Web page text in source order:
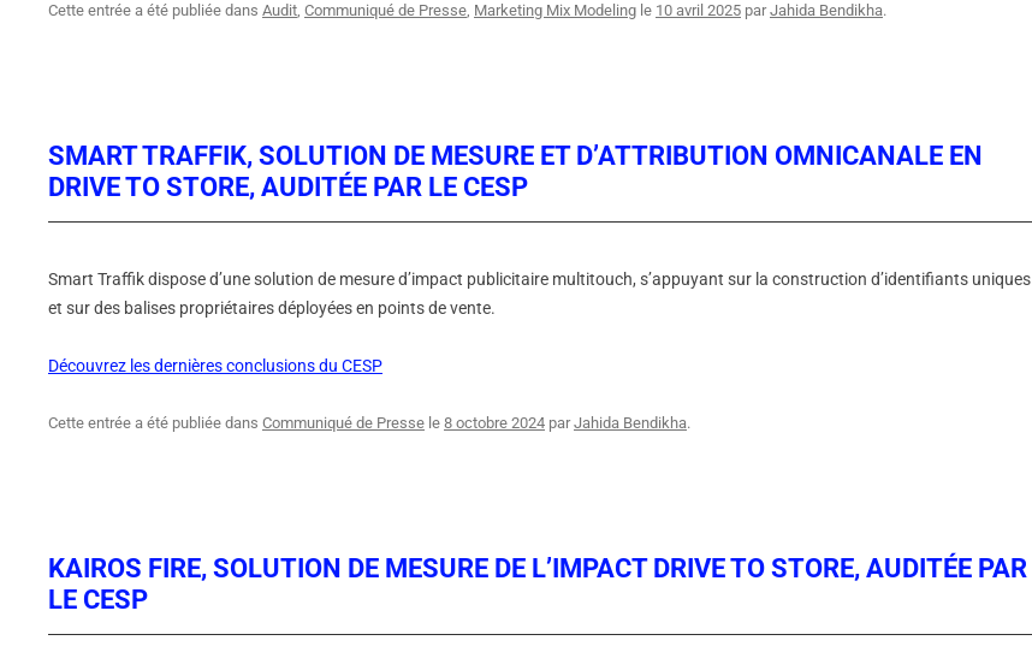
Cette entrée a été publiée dans Audit, Communiqué de Presse, Marketing Mix Modeling le 10 avril 2025 parJahida Bendikha.
SMART TRAFFIK, SOLUTION DE MESURE ET D’ATTRIBUTION OMNICANALE EN
DRIVE TO STORE, AUDITÉE PAR LE CESP
Smart Traffik dispose d’une solution de mesure d’impact publicitaire multitouch, s’appuyant sur la construction d’identifiants uniques
et sur des balises propriétaires déployées en points de vente.
Découvrez les dernières conclusions du CESP
Cette entrée a été publiée dans Communiqué de Presse le 8 octobre 2024 parJahida Bendikha.
KAIROS FIRE, SOLUTION DE MESURE DE L’IMPACT DRIVE TO STORE, AUDITÉE PAR
LE CESP